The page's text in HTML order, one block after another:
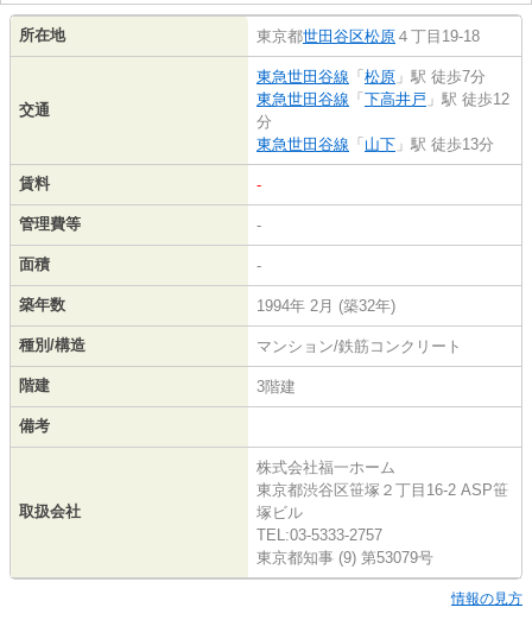
所在地 東京都世田谷区松原 ４丁目19-18
交通
東急世田谷線 「 松原 」駅 徒歩7分
東急世田谷線 「 下高井戸 」駅 徒歩12
分
東急世田谷線 「 山下 」駅 徒歩13分
賃料 -
管理費等 -
面積 -
築年数 1994年 2月 (築32年)
種別/構造 マンション/鉄筋コンクリート
階建 3階建
備考
取扱会社
株式会社福一ホーム
東京都渋谷区笹塚２丁目16-2 ASP笹
塚ビル
TEL:03-5333-2757
東京都知事 (9) 第53079号
情報の見方